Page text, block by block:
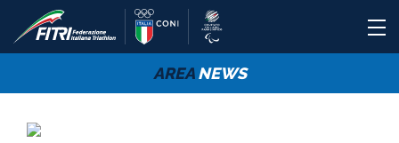
AREANEWS